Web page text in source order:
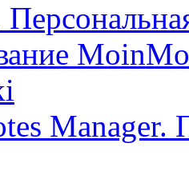
Manager.